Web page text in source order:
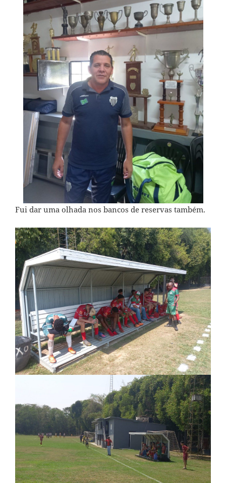
Fui dar uma olhada nos bancos de reservas também.